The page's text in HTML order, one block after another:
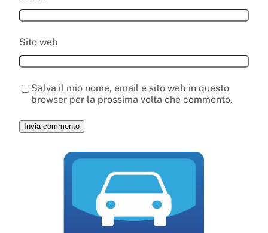
Sito web
Salva il mio nome, email e sito web in questo
browser per la prossima volta che commento.